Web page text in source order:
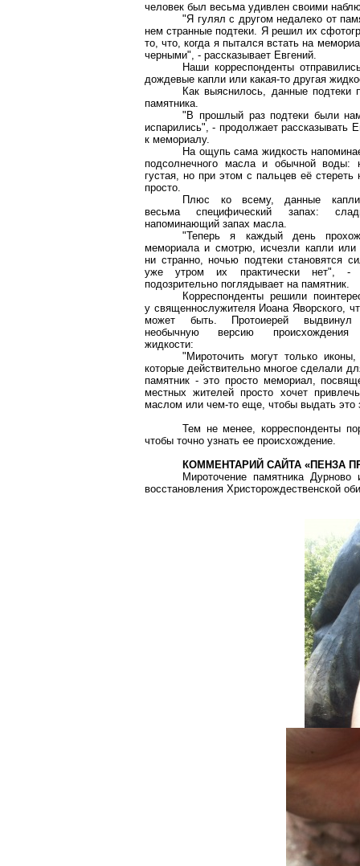
человек был весьма удивлен своими
"Я гулял с другом недалеко от
нем странные подтеки. Я решил их
то, что, когда я пытался встать на
черными", - рассказывает Евгений.
Наши корреспонденты
дождевые капли или какая-то другая
Как выяснилось, данные подтеки
памятника.
"В прошлый раз подтеки были
испарились", - продолжает рассказывать
к мемориалу.
На ощупь сама жидкость
подсолнечного масла и обычной воды:
густая, но при этом с пальцев её стереть
просто.
Плюс ко всему, данные
весьма специфический запах:
напоминающий запах масла.
"Теперь я каждый день
мемориала и смотрю, исчезли капли или
ни странно, ночью подтеки становятся
уже утром их практически нет", -
подозрительно поглядывает на памятник.
Корреспонденты решили
у священнослужителя Иоана Яворского,
может быть. Протоиерей выдвинул
необычную версию происхождения
жидкости:
"Мироточить могут только
которые действительно многое сделали
памятник - это просто мемориал,
местных жителей просто хочет
маслом или чем-то еще, чтобы выдать это
Тем не менее, корреспонденты
чтобы точно узнать ее происхождение.
КОММЕНТАРИЙ САЙТА «ПЕНЗА
Мироточение памятника
восстановления Христорождественской